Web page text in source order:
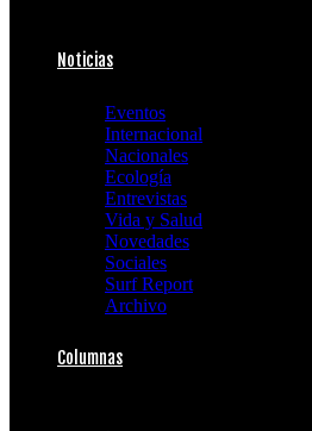
Noticias
Eventos
Internacional
Nacionales
Ecología
Entrevistas
Vida y Salud
Novedades
Sociales
Surf Report
Archivo
Columnas